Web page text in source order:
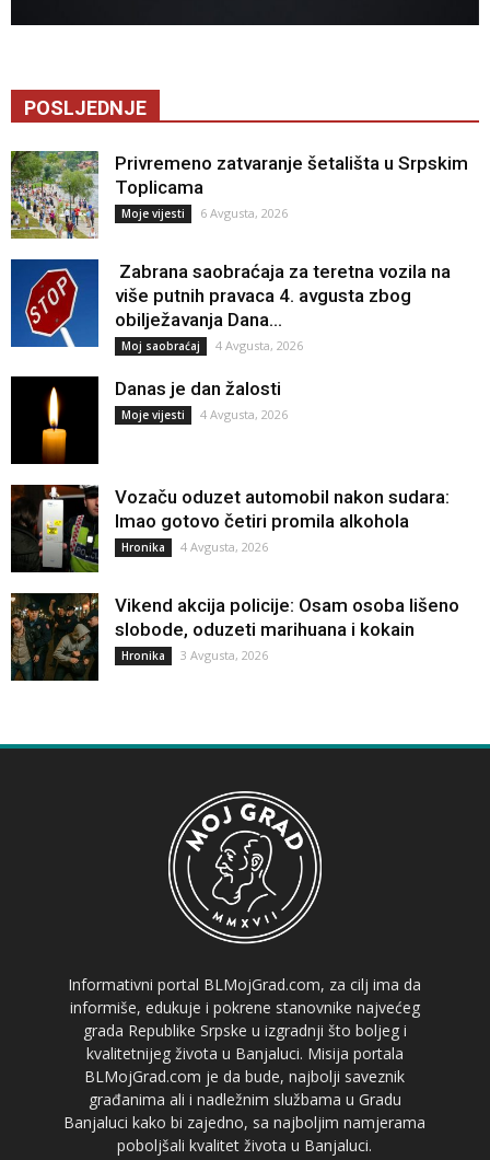
POSLJEDNJE
Privremeno zatvaranje šetališta u Srpskim
Toplicama
Moje vijesti 6 Avgusta, 2026
Zabrana saobraćaja za teretna vozila na
više putnih pravaca 4. avgusta zbog
obilježavanja Dana...
Moj saobraćaj 4 Avgusta, 2026
Danas je dan žalosti
Moje vijesti 4 Avgusta, 2026
Vozaču oduzet automobil nakon sudara:
Imao gotovo četiri promila alkohola
Hronika 4 Avgusta, 2026
Vikend akcija policije: Osam osoba lišeno
slobode, oduzeti marihuana i kokain
Hronika 3 Avgusta, 2026
Informativni portal BLMojGrad.com, za cilj ima da
informiše, edukuje i pokrene stanovnike najvećeg
grada Republike Srpske u izgradnji što boljeg i
kvalitetnijeg života u Banjaluci. Misija portala
BLMojGrad.com je da bude, najbolji saveznik
građanima ali i nadležnim službama u Gradu
Banjaluci kako bi zajedno, sa najboljim namjerama
poboljšali kvalitet života u Banjaluci.